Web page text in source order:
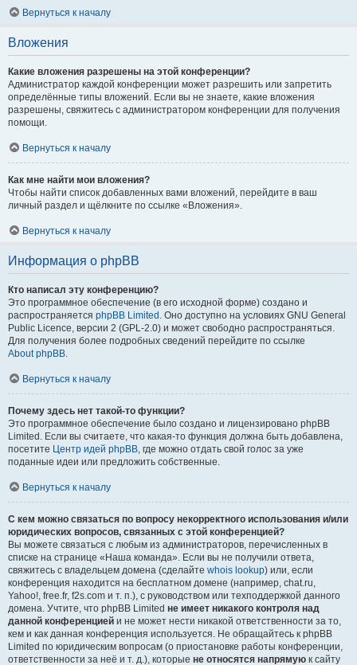
Вернуться к началу
Вложения
Какие вложения разрешены на этой конференции?
Администратор каждой конференции может разрешить или запретить
определённые типы вложений. Если вы не знаете, какие вложения
разрешены, свяжитесь с администратором конференции для получения
помощи.
Вернуться к началу
Как мне найти мои вложения?
Чтобы найти список добавленных вами вложений, перейдите в ваш
личный раздел и щёлкните по ссылке «Вложения».
Вернуться к началу
Информация о phpBB
Кто написал эту конференцию?
Это программное обеспечение (в его исходной форме) создано и
распространяется phpBB Limited . Оно доступно на условиях GNU General
Public Licence, версии 2 (GPL-2.0) и может свободно распространяться.
Для получения более подробных сведений перейдите по ссылке
About phpBB.
Вернуться к началу
Почему здесь нет такой-то функции?
Это программное обеспечение было создано и лицензировано phpBB
Limited. Если вы считаете, что какая-то функция должна быть добавлена,
посетите Центр идей phpBB, где можно отдать свой голос за уже
поданные идеи или предложить собственные.
Вернуться к началу
С кем можно связаться по вопросу некорректного использования и/или
юридических вопросов, связанных с этой конференцией?
Вы можете связаться с любым из администраторов, перечисленных в
списке на странице «Наша команда». Если вы не получили ответа,
свяжитесь с владельцем домена (сделайте whois lookup) или, если
конференция находится на бесплатном домене (например, chat.ru,
Yahoo!, free.fr, f2s.com и т. п.), с руководством или техподдержкой данного
домена. Учтите, что phpBB Limited не имеет никакого контроля над
данной конференцией и не может нести никакой ответственности за то,
кем и как данная конференция используется. Не обращайтесь к phpBB
Limited по юридическим вопросам (о приостановке работы конференции,
ответственности за неё и т. д.), которые не относятся напрямую к сайту